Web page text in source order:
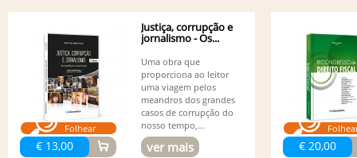
Folhear
€ 13,00
Justiça, corrupção e
jornalismo - Os...
Uma obra que
proporciona ao leitor
uma viagem pelos
meandros dos grandes
casos de corrupção do
nosso tempo,...
ver mais € 20,00